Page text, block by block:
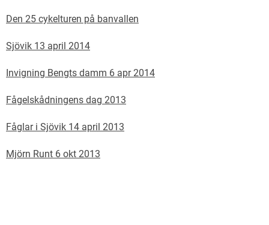
Den 25 cykelturen på banvallen
Sjövik 13 april 2014
Invigning Bengts damm 6 apr 2014
Fågelskådningens dag 2013
Fåglar i Sjövik 14 april 2013
Mjörn Runt 6 okt 2013